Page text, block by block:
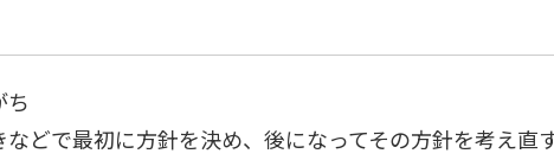
ち
どで最初に方針を決め、後になってその方針を考え直す